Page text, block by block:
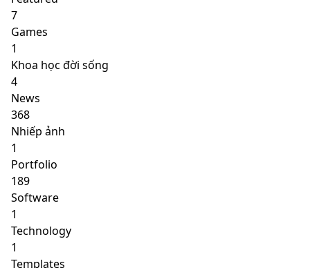
7
Games
1
Khoa học đời sống
4
News
368
Nhiếp ảnh
1
Portfolio
189
Software
1
Technology
1
Templates